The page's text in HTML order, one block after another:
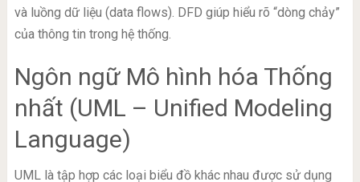
và luồng dữ liệu (data flows). DFD giúp hiểu rõ “dòng chảy”
của thông tin trong hệ thống.
Ngôn ngữ Mô hình hóa Thống
nhất (UML – Unified Modeling
Language)
UML là tập hợp các loại biểu đồ khác nhau được sử dụng